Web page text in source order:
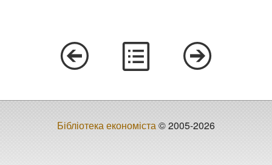
Бібліотека економіста© 2005-2026